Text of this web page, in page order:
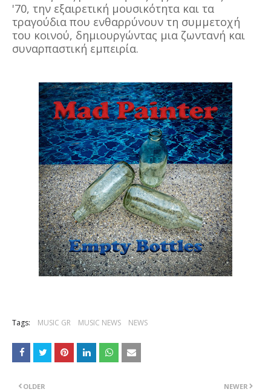
'70, την εξαιρετική μουσικότητα και τα
τραγούδια που ενθαρρύνουν τη συμμετοχή
του κοινού, δημιουργώντας μια ζωντανή και
συναρπαστική εμπειρία.
Tags: MUSIC GR MUSIC NEWS NEWS
NEWER
OLDER